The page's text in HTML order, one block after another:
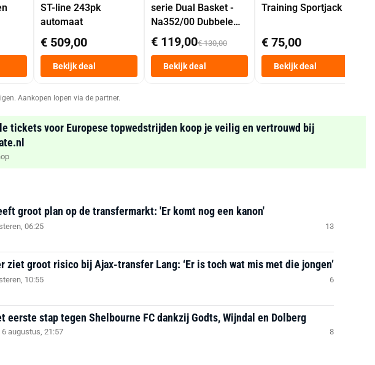
ST-line 243pk
automaat
€ 509,00
Bekijk deal
serie Dual Basket -
Na352/00 Dubbele
Mand 9 L Tot 6
Personen
Heteluchtfriteuse
Zwart
€ 119,00€ 130,00
Bekijk deal
Training Sportjack
€ 75,00
Bekijk deal
Aankopen lopen via de partner.
tickets voor Europese topwedstrijden koop je veilig en vertrouwd bij
groot plan op de transfermarkt: 'Er komt nog een kanon'
06:25 13
ziet groot risico bij Ajax-transfer Lang: ‘Er is toch wat mis met die jongen’
10:55 6
eerste stap tegen Shelbourne FC dankzij Godts, Wijndal en Dolberg
6 augustus, 21:57 8